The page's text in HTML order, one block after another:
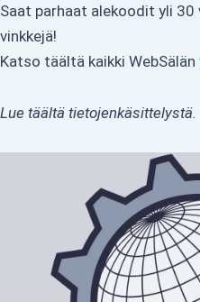
Saat parhaat alekoodit yli 30
vinkkejä!
Katso täältä kaikki WebSälän
Lue täältä tietojenkäsittelystä.